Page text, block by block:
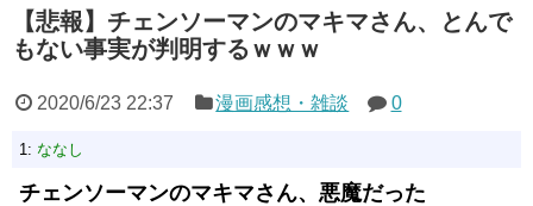
【悲報】チェンソーマンのマキマさん、とんで
もない事実が判明するｗｗｗ
2020/6/23 22:37 漫画感想・雑談 0
1: ななし
チェンソーマンのマキマさん、悪魔だった